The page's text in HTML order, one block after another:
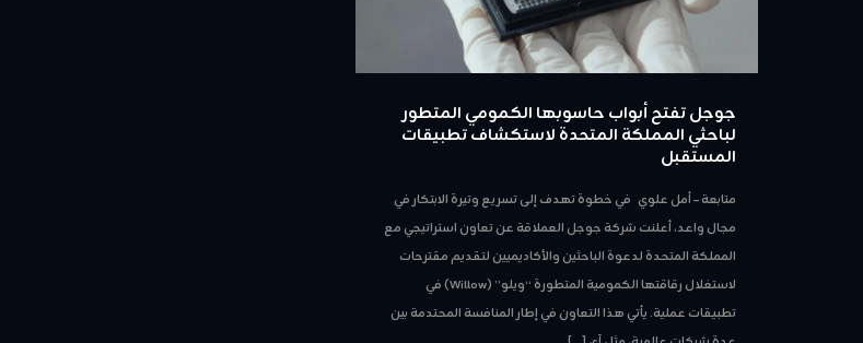
جوجل تفتح أبواب حاسوبها الكمومي المتطور
لباحثي المملكة المتحدة لاستكشاف تطبيقات
المستقبل
متابعة – أمل علوي في خطوة تهدف إلى تسريع وتيرة الابتكار في
مجال واعد، أعلنت شركة جوجل العملاقة عن تعاون استراتيجي مع
المملكة المتحدة لدعوة الباحثين والأكاديميين لتقديم مقترحات
لاستغلال رقاقتها الكمومية المتطورة “ويلو” (Willow) في
تطبيقات عملية. يأتي هذا التعاون في إطار المنافسة المحتدمة بين